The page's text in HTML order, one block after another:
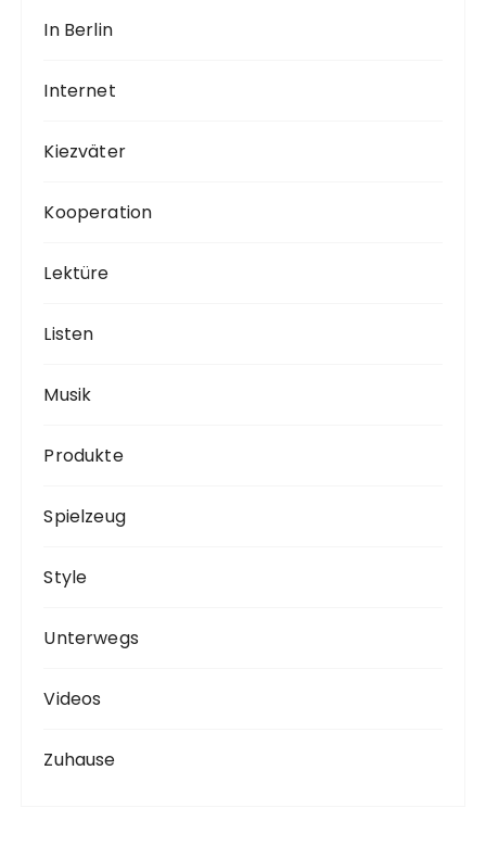
In Berlin
Internet
Kiezväter
Kooperation
Lektüre
Listen
Musik
Produkte
Spielzeug
Style
Unterwegs
Videos
Zuhause